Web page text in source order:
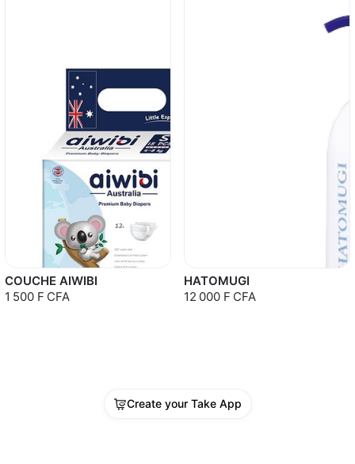
COUCHE AIWIBI
1 500 F CFA
HATOMUGI
12 000 F CFA
Create your Take App